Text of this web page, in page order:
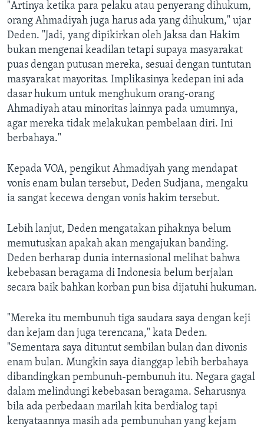
"Artinya ketika para pelaku atau penyerang dihukum,
orang Ahmadiyah juga harus ada yang dihukum," ujar
Deden. "Jadi, yang dipikirkan oleh Jaksa dan Hakim
bukan mengenai keadilan tetapi supaya masyarakat
puas dengan putusan mereka, sesuai dengan tuntutan
masyarakat mayoritas. Implikasinya kedepan ini ada
dasar hukum untuk menghukum orang-orang
Ahmadiyah atau minoritas lainnya pada umumnya,
agar mereka tidak melakukan pembelaan diri. Ini
berbahaya."
Kepada VOA, pengikut Ahmadiyah yang mendapat
vonis enam bulan tersebut, Deden Sudjana, mengaku
ia sangat kecewa dengan vonis hakim tersebut.
Lebih lanjut, Deden mengatakan pihaknya belum
memutuskan apakah akan mengajukan banding.
Deden berharap dunia internasional melihat bahwa
kebebasan beragama di Indonesia belum berjalan
secara baik bahkan korban pun bisa dijatuhi hukuman.
"Mereka itu membunuh tiga saudara saya dengan keji
dan kejam dan juga terencana," kata Deden.
"Sementara saya dituntut sembilan bulan dan divonis
enam bulan. Mungkin saya dianggap lebih berbahaya
dibandingkan pembunuh-pembunuh itu. Negara gagal
dalam melindungi kebebasan beragama. Seharusnya
bila ada perbedaan marilah kita berdialog tapi
kenyataannya masih ada pembunuhan yang kejam